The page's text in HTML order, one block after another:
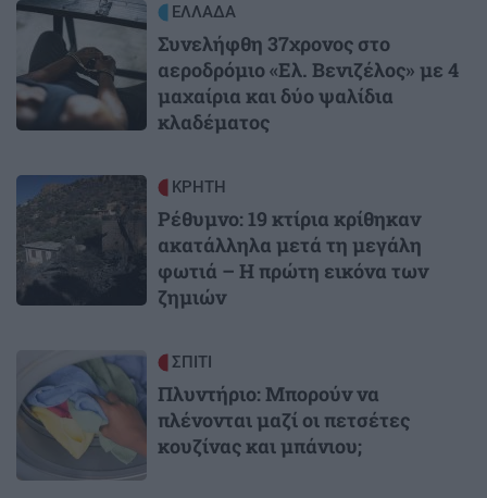
Image ΕΛΛΑΔΑ
Συνελήφθη 37χρονος στο
αεροδρόμιο «Ελ. Βενιζέλος» με 4
μαχαίρια και δύο ψαλίδια
κλαδέματος
Image ΚΡΗΤΗ
Ρέθυμνο: 19 κτίρια κρίθηκαν
ακατάλληλα μετά τη μεγάλη
φωτιά – Η πρώτη εικόνα των
ζημιών
ΣΠΙΤΙ
Πλυντήριο: Μπορούν να
πλένονται μαζί οι πετσέτες
κουζίνας και μπάνιου;